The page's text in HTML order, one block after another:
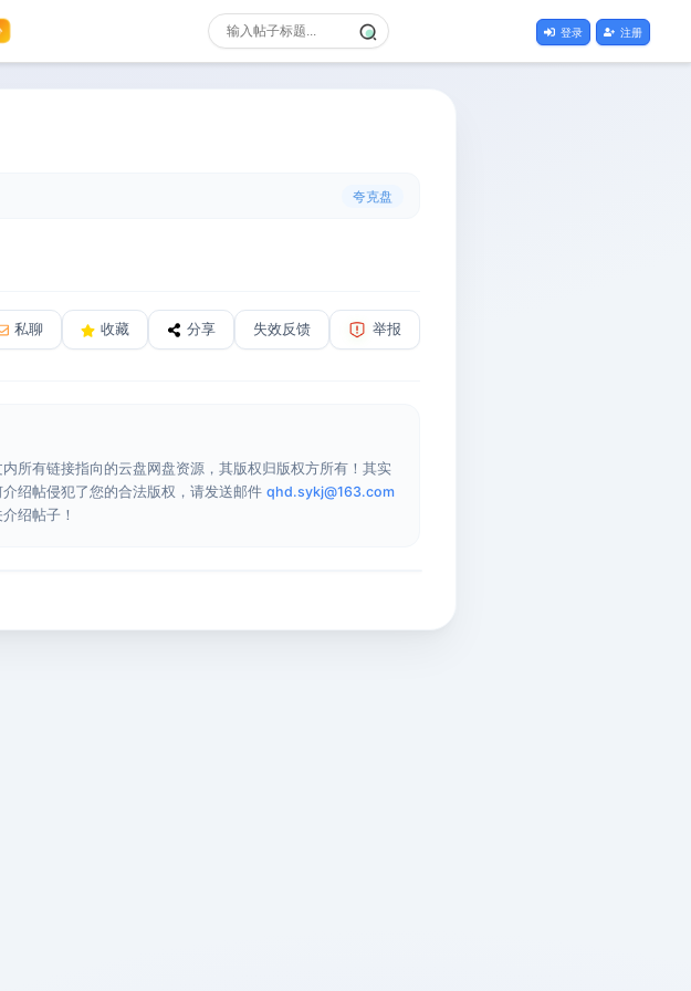
登录 注册
夸克盘
私聊 收藏 分享 失效反馈 举报
所有链接指向的云盘网盘资源，其版权归版权方所有！其实
绍帖侵犯了您的合法版权，请发送邮件 qhd.sykj@163.com
绍帖子！